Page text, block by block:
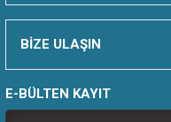
BİZE ULAŞIN
E-BÜLTEN KAYIT